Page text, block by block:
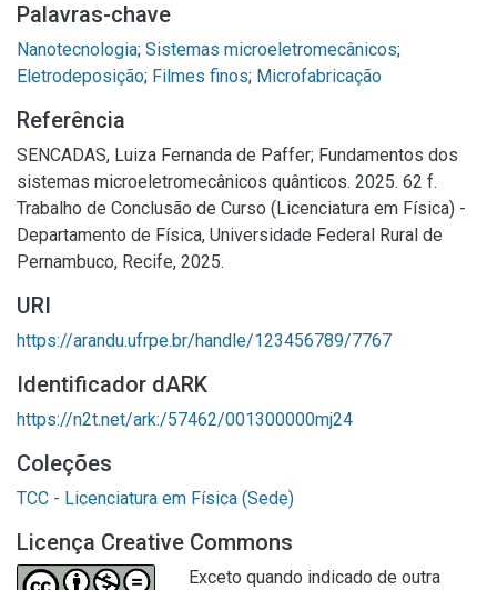
Palavras-chave
Nanotecnologia; Sistemas microeletromecânicos;
Eletrodeposição; Filmes finos; Microfabricação
Referência
SENCADAS, Luiza Fernanda de Paffer; Fundamentos dos
sistemas microeletromecânicos quânticos. 2025. 62 f.
Trabalho de Conclusão de Curso (Licenciatura em Física) -
Departamento de Física, Universidade Federal Rural de
Pernambuco, Recife, 2025.
URI
https://arandu.ufrpe.br/handle/123456789/7767
Identificador dARK
https://n2t.net/ark:/57462/001300000mj24
Coleções
TCC - Licenciatura em Física (Sede)
Licença Creative Commons
Exceto quando indicado de outra